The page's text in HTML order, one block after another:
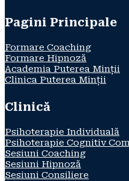
Pagini Principale
Formare Coaching
Formare Hipnoză
Academia Puterea Minții
Clinica Puterea Minții
Clinică
Psihoterapie Individuală
Psihoterapie Cognitiv
Sesiuni Coaching
Sesiuni Hipnoză
Sesiuni Consiliere